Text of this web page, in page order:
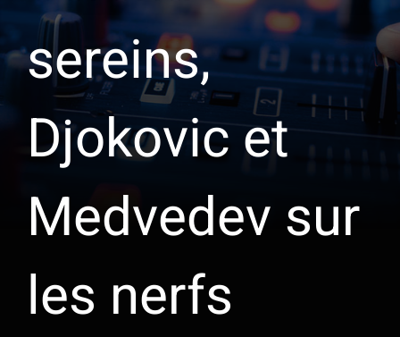
sereins,
Djokovic et
Medvedev sur
les nerfs